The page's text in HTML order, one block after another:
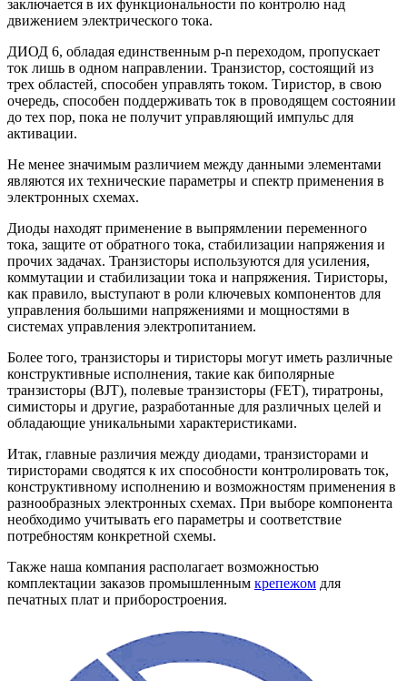
заключается в их функциональности по контролю над
движением электрического тока.
ДИОД 6, обладая единственным p-n переходом, пропускает
ток лишь в одном направлении. Транзистор, состоящий из
трех областей, способен управлять током. Тиристор, в свою
очередь, способен поддерживать ток в проводящем состоянии
до тех пор, пока не получит управляющий импульс для
активации.
Не менее значимым различием между данными элементами
являются их технические параметры и спектр применения в
электронных схемах.
Диоды находят применение в выпрямлении переменного
тока, защите от обратного тока, стабилизации напряжения и
прочих задачах. Транзисторы используются для усиления,
коммутации и стабилизации тока и напряжения. Тиристоры,
как правило, выступают в роли ключевых компонентов для
управления большими напряжениями и мощностями в
системах управления электропитанием.
Более того, транзисторы и тиристоры могут иметь различные
конструктивные исполнения, такие как биполярные
транзисторы (BJT), полевые транзисторы (FET), тиратроны,
симисторы и другие, разработанные для различных целей и
обладающие уникальными характеристиками.
Итак, главные различия между диодами, транзисторами и
тиристорами сводятся к их способности контролировать ток,
конструктивному исполнению и возможностям применения в
разнообразных электронных схемах. При выборе компонента
необходимо учитывать его параметры и соответствие
потребностям конкретной схемы.
Также наша компания располагает возможностью
комплектации заказов промышленным крепежом для
печатных плат и приборостроения.